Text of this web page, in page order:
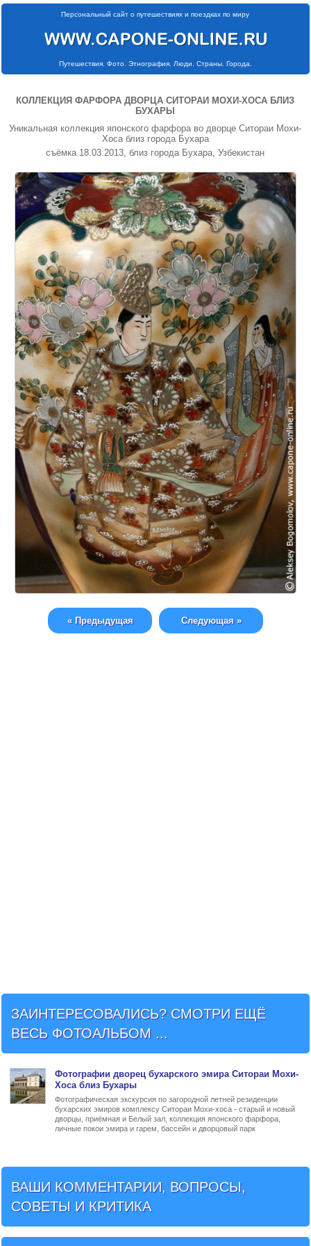
Персональный сайт о путешествиях и поездках по миру
Путешествия. Фото. Этнография. Люди. Страны. Города.
КОЛЛЕКЦИЯ ФАРФОРА ДВОРЦА СИТОРАИ МОХИ-ХОСА БЛИЗ
БУХАРЫ
Уникальная коллекция японского фарфора во дворце Ситораи Мохи-
Хоса близ города Бухара
съёмка 18.03.2013, близ города Бухара, Узбекистан
« Предыдущая Следующая »
ЗАИНТЕРЕСОВАЛИСЬ? СМОТРИ ЕЩЁ
ВЕСЬ ФОТОАЛЬБОМ ...
Фотографии дворец бухарского эмира Ситораи Мохи-
Хоса близ Бухары
Фотографическая экскурсия по загородной летней резиденции
бухарских эмиров комплексу Ситораи Мохи-хоса - старый и новый
дворцы, приёмная и Белый зал, коллекция японского фарфора,
личные покои эмира и гарем, бассейн и дворцовый парк
ВАШИ КОММЕНТАРИИ, ВОПРОСЫ,
СОВЕТЫ И КРИТИКА